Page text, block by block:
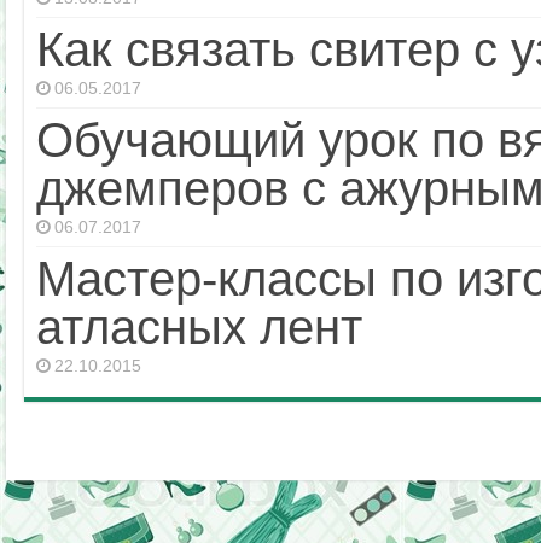
Как связать свитер с
06.05.2017
Обучающий урок по
джемперов с
06.07.2017
Мастер-классы по
атласных лент
22.10.2015